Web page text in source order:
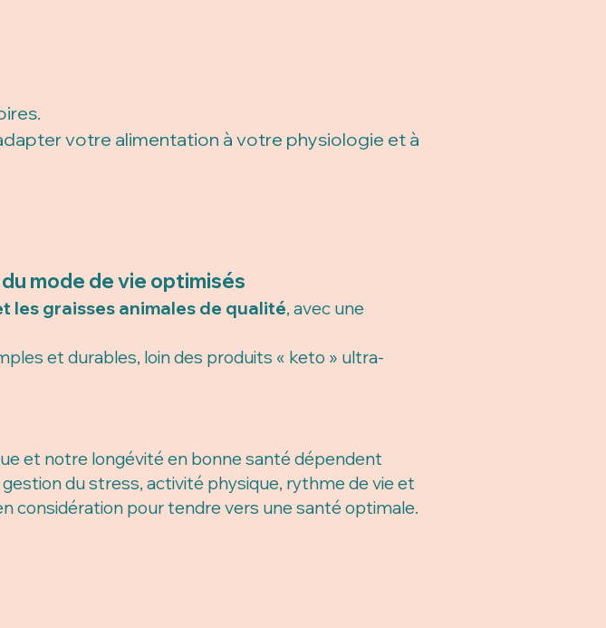
votre alimentation à votre physiologie et à
mode de vie optimisés
les graisses animales de qualité, avec une
et durables, loin des produits « keto » ultra-
et notre longévité en bonne santé dépendent
du stress, activité physique, rythme de vie et
considération pour tendre vers une santé optimale.